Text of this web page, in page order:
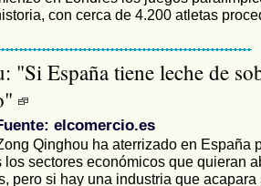
con cerca de 4.200 atletas
"Si España tiene leche de
elcomercio.es
Qinghou ha aterrizado en España
los sectores económicos que quieran
pero si hay una industria que acapara